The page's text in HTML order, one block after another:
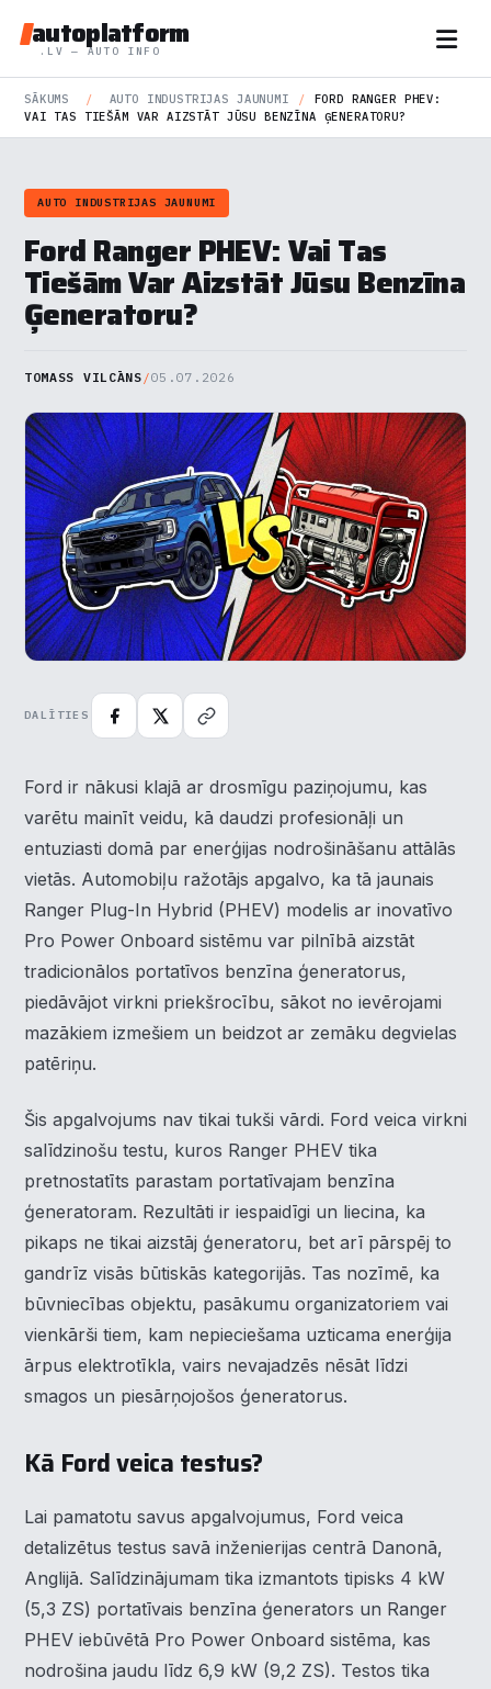
autoplatform
.LV — AUTO INFO
SĀKUMS / AUTO INDUSTRIJAS JAUNUMI /
FORD RANGER PHEV:
VAI TAS TIEŠĀM VAR AIZSTĀT JŪSU BENZĪNA ĢENERATORU?
AUTO INDUSTRIJAS JAUNUMI
Ford Ranger PHEV: Vai Tas
Tiešām Var Aizstāt Jūsu Benzīna
Ģeneratoru?
TOMASS VILCĀNS /05.07.2026
DALĪTIES
Ford ir nākusi klajā ar drosmīgu paziņojumu, kas
varētu mainīt veidu, kā daudzi profesionāļi un
entuziasti domā par enerģijas nodrošināšanu attālās
vietās. Automobiļu ražotājs apgalvo, ka tā jaunais
Ranger Plug-In Hybrid (PHEV) modelis ar inovatīvo
Pro Power Onboard sistēmu var pilnībā aizstāt
tradicionālos portatīvos benzīna ģeneratorus,
piedāvājot virkni priekšrocību, sākot no ievērojami
mazākiem izmešiem un beidzot ar zemāku degvielas
patēriņu.
Šis apgalvojums nav tikai tukši vārdi. Ford veica virkni
salīdzinošu testu, kuros Ranger PHEV tika
pretnostatīts parastam portatīvajam benzīna
ģeneratoram. Rezultāti ir iespaidīgi un liecina, ka
pikaps ne tikai aizstāj ģeneratoru, bet arī pārspēj to
gandrīz visās būtiskās kategorijās. Tas nozīmē, ka
būvniecības objektu, pasākumu organizatoriem vai
vienkārši tiem, kam nepieciešama uzticama enerģija
ārpus elektrotīkla, vairs nevajadzēs nēsāt līdzi
smagos un piesārņojošos ģeneratorus.
Kā Ford veica testus?
Lai pamatotu savus apgalvojumus, Ford veica
detalizētus testus savā inženierijas centrā Danonā,
Anglijā. Salīdzinājumam tika izmantots tipisks 4 kW
(5,3 ZS) portatīvais benzīna ģenerators un Ranger
PHEV iebūvētā Pro Power Onboard sistēma, kas
nodrošina jaudu līdz 6,9 kW (9,2 ZS). Testos tika